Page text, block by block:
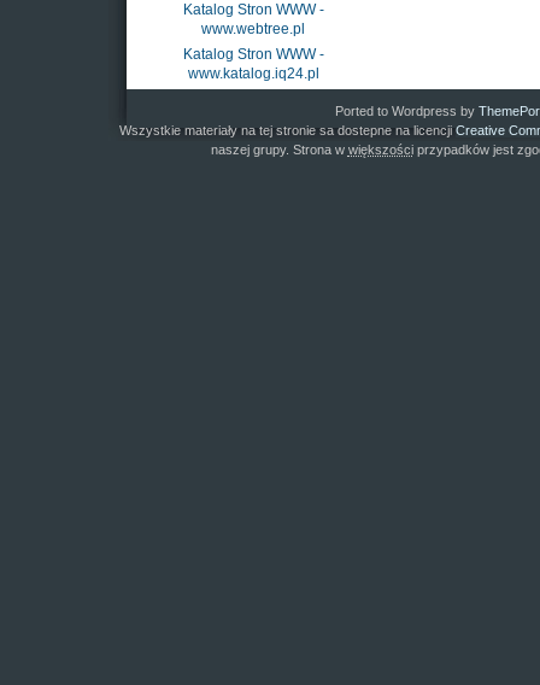
Katalog Stron WWW -
www.webtree.pl
Katalog Stron WWW -
www.katalog.iq24.pl
Ported to Wordpress by
Wszystkie materiały na tej stronie sa dostepne na licencji Creative
naszej grupy. Strona w większościprzypadków jest